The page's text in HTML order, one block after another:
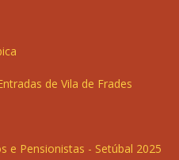
de Vila de Frades
e Pensionistas - Setúbal 2025